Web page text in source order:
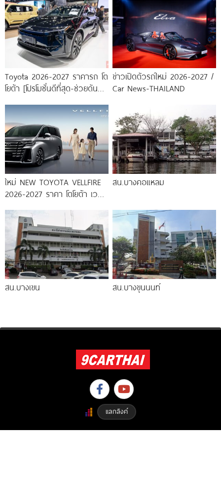
Toyota 2026-2027 ราคารถ โต
โยต้า [โปรโมชั่นดีที่สุด-ช่วยดันทุก
ข่าวเปิดตัวรถใหม่ 2026-2027 /
Car News-THAILAND
ใหม่ NEW TOYOTA VELLFIRE
2026-2027 ราคา โตโยต้า เวล
สน.บางคอแหลม
สน.บางเขน สน.บางขุนนนท์
แลกลิงค์